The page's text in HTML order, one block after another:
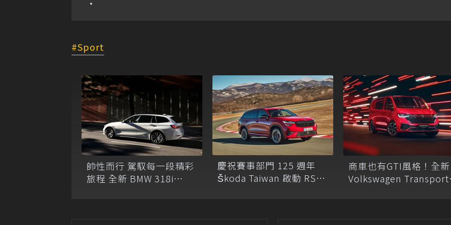
Sport
帥性而行 駕馭每一段精彩
旅程 全新 BMW 318i
慶祝賽事部門 125 週年
Škoda Taiwan 啟動 RS
商車也有GTI風格！全新
Volkswagen